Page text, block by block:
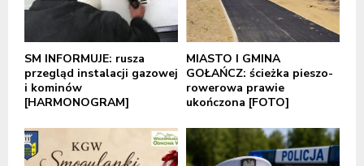
SM INFORMUJE: rusza
przegląd instalacji gazowej
i kominów
[HARMONOGRAM]
MIASTO I GMINA
GOŁAŃCZ: ścieżka pieszo-
rowerowa prawie
ukończona [FOTO]